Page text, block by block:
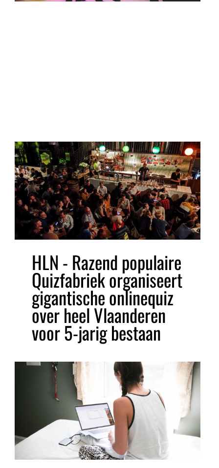
HLN - Razend populaire
Quizfabriek organiseert
gigantische onlinequiz
over heel Vlaanderen
voor 5-jarig bestaan